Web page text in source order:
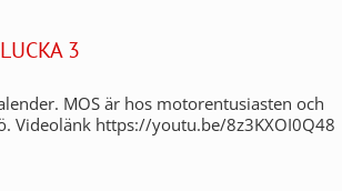
3
MOS är hos motorentusiasten och
Videolänk https://youtu.be/8z3KXOI0Q48